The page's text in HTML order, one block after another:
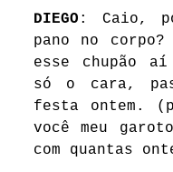
DIEGO : Caio,
pano no
esse chupão
só o cara,
festa ontem.
você meu
com quantas